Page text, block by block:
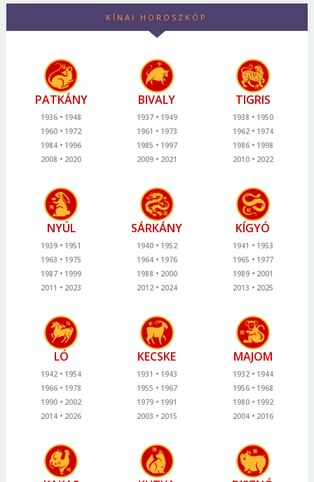
KÍNAI HOROSZKÓP
PATKÁNY
1936
1948
1960
1972
1984
1996
2008
2020
BIVALY
1937
1949
1961
1973
1985
1997
2009
2021
TIGRIS
1938
1950
1962
1974
1986
1998
2010
2022
NYÚL
1939
1951
1963
1975
1987
1999
2011
2023
SÁRKÁNY
1940
1952
1964
1976
1988
2000
2012
2024
KÍGYÓ
1941
1953
1965
1977
1989
2001
2013
2025
LÓ
1942
1954
1966
1978
1990
2002
2014
2026
KECSKE
1931
1943
1955
1967
1979
1991
2003
2015
MAJOM
1932
1944
1956
1968
1980
1992
2004
2016